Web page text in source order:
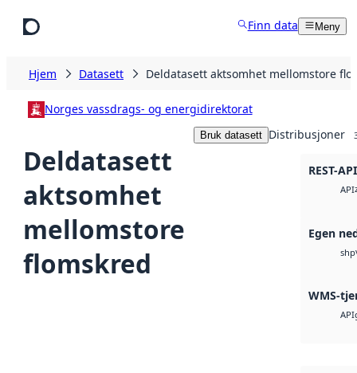
Finn data Meny
Hjem Datasett Deldatasett aktsomhet mellomstore
Norges vassdrags- og energidirektorat
Deldatasett
aktsomhet
mellomstore
flomskred
Bruk datasett Distribusjoner
REST-API
API
Egen
shp
WMS-
API